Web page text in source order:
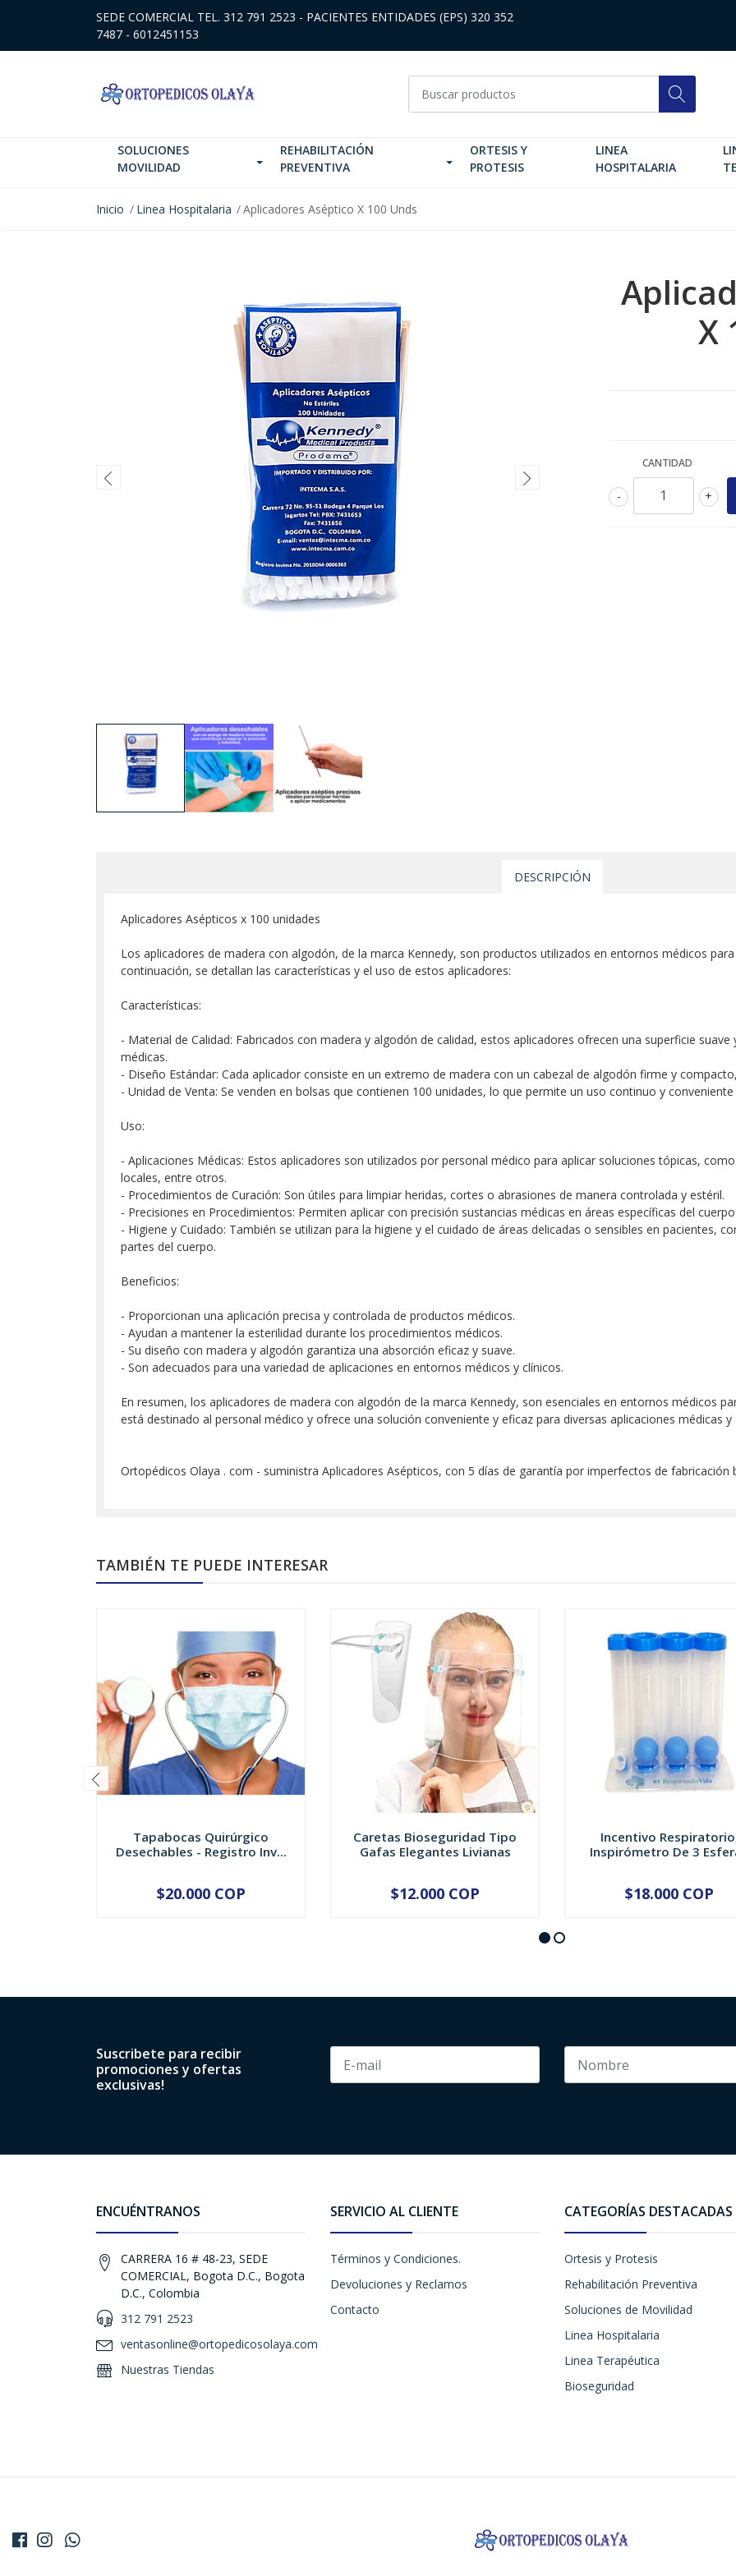
SEDE COMERCIAL TEL. 312 791 2523 - PACIENTES ENTIDADES (EPS) 320 352
7487 - 6012451153
SOLUCIONES
MOVILIDAD
REHABILITACIÓN
PREVENTIVA
ORTESIS Y
PROTESIS
LINEA
HOSPITALARIA
Inicio Linea Hospitalaria Aplicadores Aséptico X 100 Unds
X
CANTIDAD
+
-
DESCRIPCIÓN
Aplicadores Asépticos x 100 unidades
Los aplicadores de madera con algodón, de la marca Kennedy, son productos utilizados en entornos médicos
continuación, se detallan las características y el uso de estos aplicadores:
Características:
- Material de Calidad: Fabricados con madera y algodón de calidad, estos aplicadores ofrecen una superficie
médicas.
- Diseño Estándar: Cada aplicador consiste en un extremo de madera con un cabezal de algodón firme y
- Unidad de Venta: Se venden en bolsas que contienen 100 unidades, lo que permite un uso continuo y
Uso:
- Aplicaciones Médicas: Estos aplicadores son utilizados por personal médico para aplicar soluciones tópicas,
locales, entre otros.
- Procedimientos de Curación: Son útiles para limpiar heridas, cortes o abrasiones de manera controlada y estéril.
- Precisiones en Procedimientos: Permiten aplicar con precisión sustancias médicas en áreas específicas del
- Higiene y Cuidado: También se utilizan para la higiene y el cuidado de áreas delicadas o sensibles en pacientes,
partes del cuerpo.
Beneficios:
- Proporcionan una aplicación precisa y controlada de productos médicos.
- Ayudan a mantener la esterilidad durante los procedimientos médicos.
- Su diseño con madera y algodón garantiza una absorción eficaz y suave.
- Son adecuados para una variedad de aplicaciones en entornos médicos y clínicos.
En resumen, los aplicadores de madera con algodón de la marca Kennedy, son esenciales en entornos médicos
está destinado al personal médico y ofrece una solución conveniente y eficaz para diversas aplicaciones médicas y
Ortopédicos Olaya . com - suministra Aplicadores Asépticos, con 5 días de garantía por imperfectos de
TAMBIÉN TE PUEDE INTERESAR
Tapabocas Quirúrgico
Desechables - Registro Inv...
+
$20.000 COP
Caretas Bioseguridad Tipo
Gafas Elegantes Livianas
+
$12.000 COP
Incentivo
Inspirómetro De 3
+
$18.000 COP
Suscribete para recibir
promociones y ofertas
exclusivas!
ENCUÉNTRANOS
CARRERA 16 # 48-23, SEDE
COMERCIAL, Bogota D.C., Bogota
D.C., Colombia
312 791 2523
ventasonline@ortopedicosolaya.com
Nuestras Tiendas
SERVICIO AL CLIENTE
Términos y Condiciones.
Devoluciones y Reclamos
Contacto
CATEGORÍAS DESTACADAS
Ortesis y Protesis
Rehabilitación Preventiva
Soluciones de Movilidad
Linea Hospitalaria
Linea Terapéutica
Bioseguridad